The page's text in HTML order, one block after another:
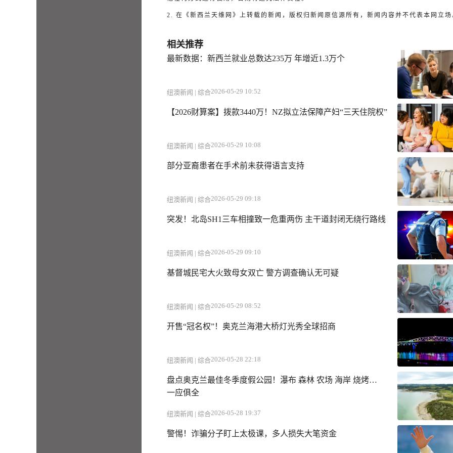
2. 在《新西兰天维网》上转载的新闻，版权归新闻原信源所有，新闻内容并不代表本网立
相关推荐
最新数据：新西兰就业总数达235万 年增近1.3万个
纽澳新闻 | 综合2026-05-29 10:52
【2026财算案】拨款3440万！NZ拟立法保障产妇“三天住院权”
纽澳新闻 | 综合2026-05-29 10:08
部分亚裔患者在手术前未获得语言支持
纽澳新闻 | 综合2026-05-29 09:18
突发！北岛SH1三车相撞致一危重两伤 主干道封闭无绕行路线
纽澳新闻 | 综合2026-05-29 09:10
基督城民宅大火致母女双亡 警方调查确认无可疑
纽澳新闻 | 综合2026-05-29 08:52
开售“冠名权”！奥克兰海港大桥灯光秀全球招商
纽澳新闻 | 综合2026-05-28 22:18
盘点奥克兰最佳冬季度假公园！瀑布 森林 农场 海岸 烧烤…
一应俱全
纽澳新闻 | 综合2026-05-28 19:37
警惕！诈骗分子盯上太极课，多人损失大笔资金